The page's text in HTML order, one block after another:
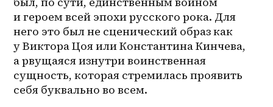
и героем всей эпохи русского рока. Для
него это был не сценический образ как
у Виктора Цоя или Константина Кинчева,
а рвущаяся изнутри воинственная
сущность, которая стремилась проявить
себя буквально во всем.